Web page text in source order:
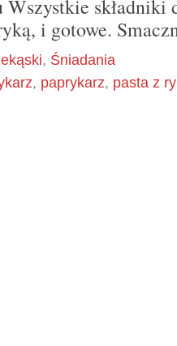
składniki
i gotowe.
, Śniadania
, paprykarz, pasta z